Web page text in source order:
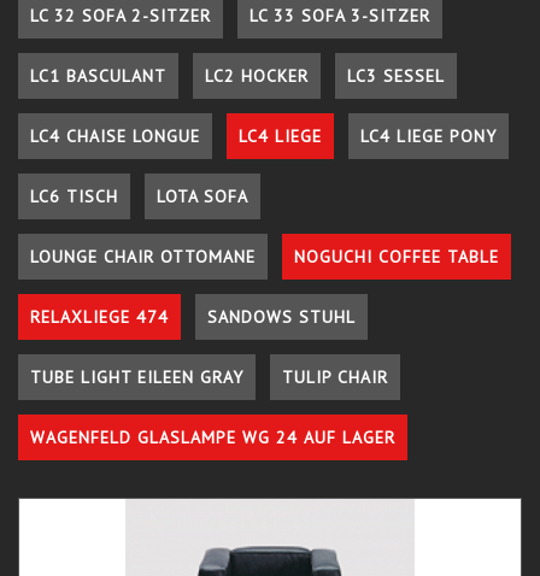
LC 32 SOFA 2-SITZER LC 33 SOFA 3-SITZER
LC1 BASCULANT LC2 HOCKER LC3 SESSEL
LC4 CHAISE LONGUE LC4 LIEGE LC4 LIEGE PONY
LC6 TISCH LOTA SOFA
LOUNGE CHAIR OTTOMANE NOGUCHI COFFEE TABLE
RELAXLIEGE 474 SANDOWS STUHL
TUBE LIGHT EILEEN GRAY TULIP CHAIR
WAGENFELD GLASLAMPE WG 24 AUF LAGER